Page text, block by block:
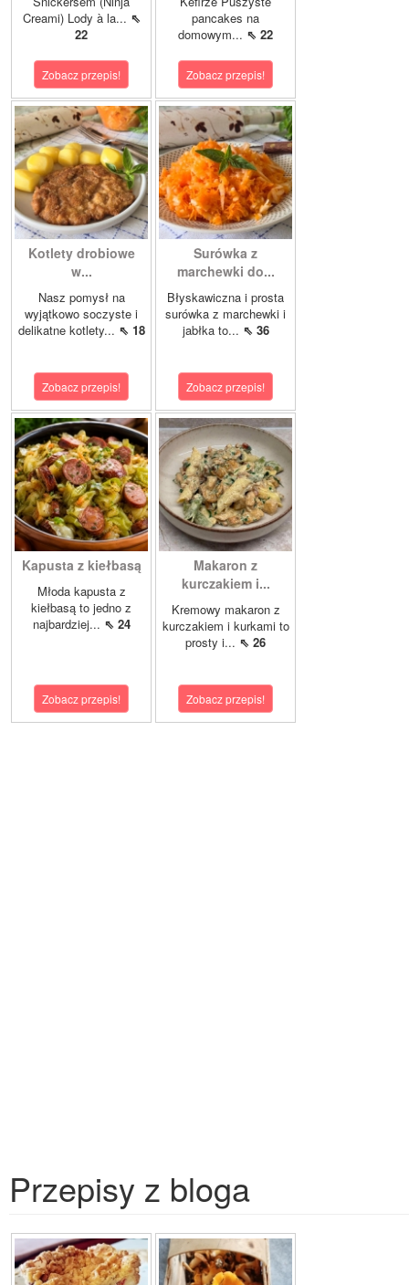
Creami) Lody à la... ⇖
22
Zobacz przepis!
pancakes na
domowym... ⇖ 22
Zobacz przepis!
Kotlety drobiowe
w...
Nasz pomysł na
wyjątkowo soczyste i
delikatne kotlety... ⇖ 18
Zobacz przepis!
Surówka z
marchewki do...
Błyskawiczna i prosta
surówka z marchewki i
jabłka to... ⇖ 36
Zobacz przepis!
Kapusta z kiełbasą
Młoda kapusta z
kiełbasą to jedno z
najbardziej... ⇖ 24
Zobacz przepis!
Makaron z
kurczakiem i...
Kremowy makaron z
kurczakiem i kurkami to
prosty i... ⇖ 26
Zobacz przepis!
Przepisy z bloga